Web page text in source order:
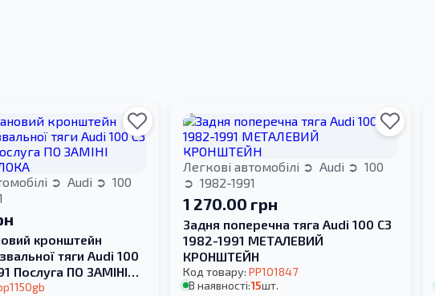
Audi
100
кронштейн
тяги Audi 100
Послуга ПО ЗАМІНІ
Легкові автомобілі Audi
100
1982-1991
1 270.00 грн
Задня поперечна тяга Audi 100 C3
1982-1991 МЕТАЛЕВИЙ
КРОНШТЕЙН
Код товару:PP101847
В наявності:15шт.